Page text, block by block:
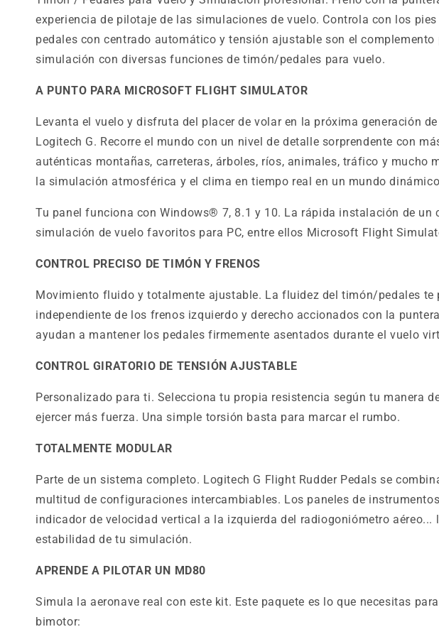
experiencia de pilotaje de las simulaciones de vuelo. Controla con los
pedales con centrado automático y tensión ajustable son el
simulación con diversas funciones de timón/pedales para vuelo.
A PUNTO PARA MICROSOFT FLIGHT SIMULATOR
Levanta el vuelo y disfruta del placer de volar en la próxima generación
Logitech G. Recorre el mundo con un nivel de detalle sorprendente con
auténticas montañas, carreteras, árboles, ríos, animales, tráfico y
la simulación atmosférica y el clima en tiempo real en un mundo
Tu panel funciona con Windows® 7, 8.1 y 10. La rápida instalación de
simulación de vuelo favoritos para PC, entre ellos Microsoft Flight
CONTROL PRECISO DE TIMÓN Y FRENOS
Movimiento fluido y totalmente ajustable. La fluidez del timón/pedales
independiente de los frenos izquierdo y derecho accionados con la
ayudan a mantener los pedales firmemente asentados durante el vuelo
CONTROL GIRATORIO DE TENSIÓN AJUSTABLE
Personalizado para ti. Selecciona tu propia resistencia según tu manera
ejercer más fuerza. Una simple torsión basta para marcar el rumbo.
TOTALMENTE MODULAR
Parte de un sistema completo. Logitech G Flight Rudder Pedals se
multitud de configuraciones intercambiables. Los paneles de
indicador de velocidad vertical a la izquierda del radiogoniómetro
estabilidad de tu simulación.
APRENDE A PILOTAR UN MD80
Simula la aeronave real con este kit. Este paquete es lo que necesitas
bimotor: